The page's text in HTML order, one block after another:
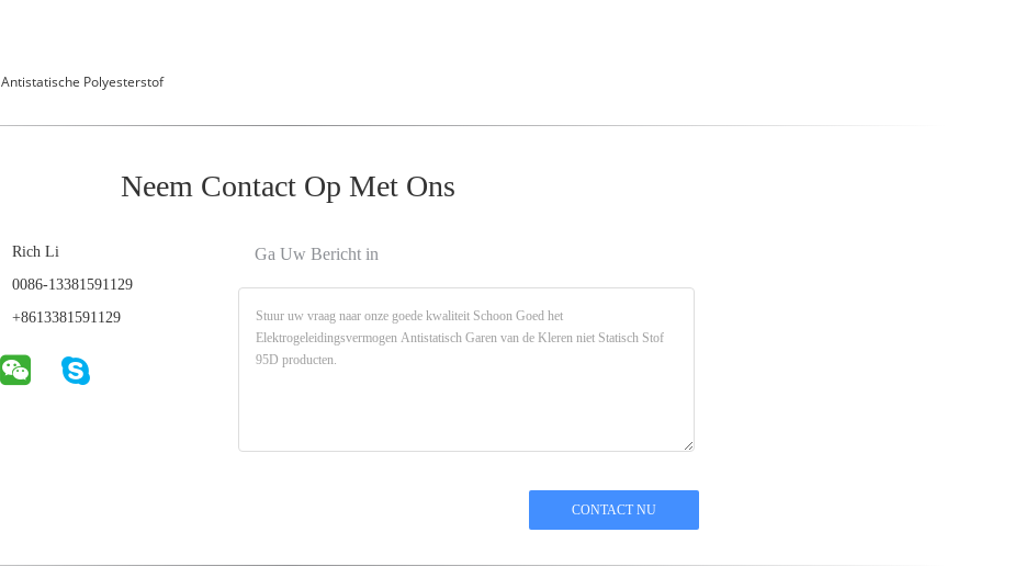
Antistatische Polyesterstof
Neem Contact Op Met Ons
Rich Li
0086-13381591129
+8613381591129
Ga Uw Bericht in